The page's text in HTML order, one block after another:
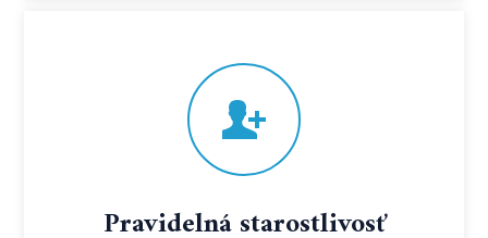
Pravidelná starostlivosť